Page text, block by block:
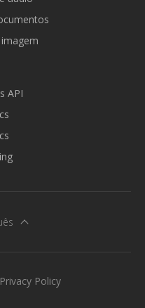
API
Privacy Policy